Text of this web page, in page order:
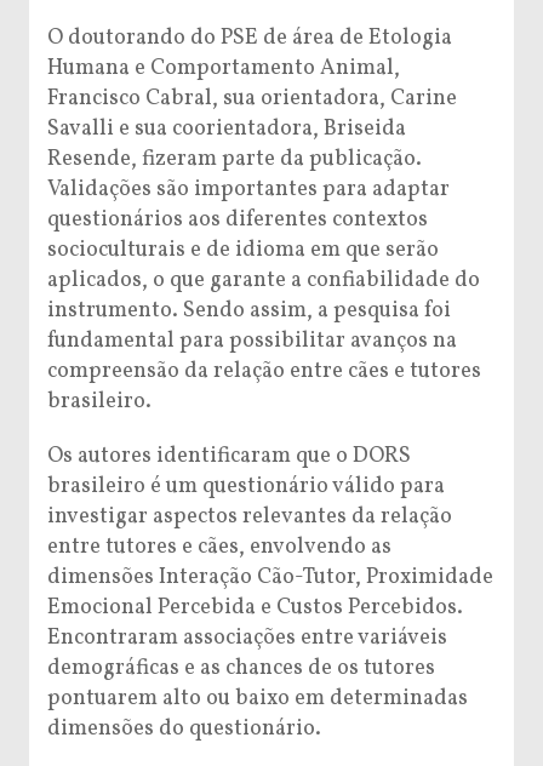
O doutorando do PSE de área de Etologia
Humana e Comportamento Animal,
Francisco Cabral, sua orientadora, Carine
Savalli e sua coorientadora, Briseida
Resende, fizeram parte da publicação.
Validações são importantes para adaptar
questionários aos diferentes contextos
socioculturais e de idioma em que serão
aplicados, o que garante a confiabilidade do
instrumento. Sendo assim, a pesquisa foi
fundamental para possibilitar avanços na
compreensão da relação entre cães e tutores
brasileiro.
Os autores identificaram que o DORS
brasileiro é um questionário válido para
investigar aspectos relevantes da relação
entre tutores e cães, envolvendo as
dimensões Interação Cão-Tutor, Proximidade
Emocional Percebida e Custos Percebidos.
Encontraram associações entre variáveis
demográficas e as chances de os tutores
pontuarem alto ou baixo em determinadas
dimensões do questionário.